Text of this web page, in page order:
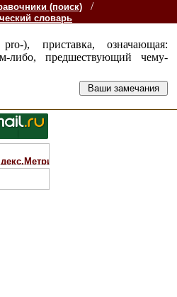
(поиск) /
словарь
), приставка, означающая:
либо, предшествующий чему-